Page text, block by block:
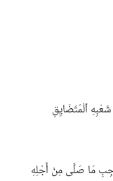
ٱلْمُتَضَايِقِ
مَا صَلَّى مِنْ أَجْلِهِ